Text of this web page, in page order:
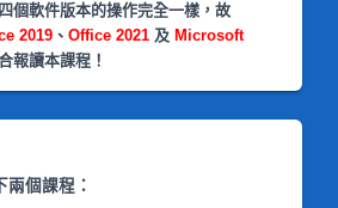
個軟件版本的操作完全一樣，故
2019 、 Office 2021 及 Microsoft
報讀本課程！
個課程：